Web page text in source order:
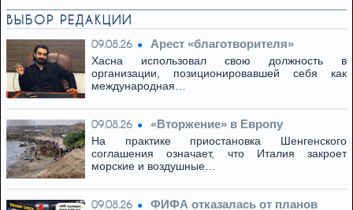
ВЫБОР РЕДАКЦИИ
09.08.26 Арест «благотворителя»
Хасна использовал свою должность в
организации, позиционировавшей себя как
международная…
09.08.26 «Вторжение» в Европу
На практике приостановка Шенгенского
соглашения означает, что Италия закроет
морские и воздушные…
09.08.26 ФИФА отказалась от планов